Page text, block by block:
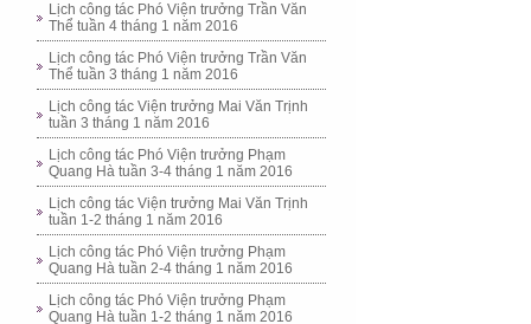
Lịch công tác Phó Viện trưởng Trần Văn
Thể tuần 4 tháng 1 năm 2016
Lịch công tác Phó Viện trưởng Trần Văn
Thể tuần 3 tháng 1 năm 2016
Lịch công tác Viện trưởng Mai Văn Trịnh
tuần 3 tháng 1 năm 2016
Lịch công tác Phó Viện trưởng Phạm
Quang Hà tuần 3-4 tháng 1 năm 2016
Lịch công tác Viện trưởng Mai Văn Trịnh
tuần 1-2 tháng 1 năm 2016
Lịch công tác Phó Viện trưởng Phạm
Quang Hà tuần 2-4 tháng 1 năm 2016
Lịch công tác Phó Viện trưởng Phạm
Quang Hà tuần 1-2 tháng 1 năm 2016